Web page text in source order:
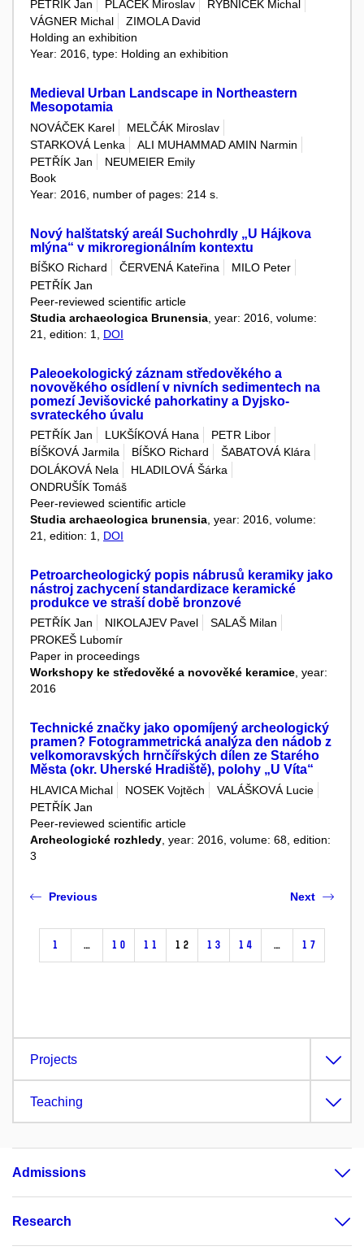
PETŘÍK Jan PLAČEK Miroslav
RYBNÍČEK Michal
VÁGNER Michal
ZIMOLA David
Holding an exhibition
Year: 2016, type: Holding an exhibition
Medieval Urban Landscape in Northeastern
Mesopotamia
NOVÁČEK Karel
MELČÁK Miroslav
STARKOVÁ Lenka
ALI MUHAMMAD AMIN Narmin
PETŘÍK Jan
NEUMEIER Emily
Book
Year: 2016, number of pages: 214 s.
Nový halštatský areál Suchohrdly „U Hájkova
mlýna“ v mikroregionálním kontextu
BÍŠKO Richard ČERVENÁ Kateřina
MILO Peter
PETŘÍK Jan
Peer-reviewed scientific article
Studia archaeologica Brunensia , year: 2016, volume:
21, edition: 1, DOI
Paleoekologický záznam středověkého a
novověkého osídlení v nivních sedimentech na
pomezí Jevišovické pahorkatiny a Dyjsko-
svrateckého úvalu
PETŘÍK Jan LUKŠÍKOVÁ Hana
PETR Libor
BÍŠKOVÁ Jarmila
BÍŠKO Richard
ŠABATOVÁ Klára
DOLÁKOVÁ Nela
HLADILOVÁ Šárka
ONDRUŠÍK Tomáš
Peer-reviewed scientific article
Studia archaeologica brunensia , year: 2016, volume:
21, edition: 1, DOI
Petroarcheologický popis nábrusů keramiky jako
nástroj zachycení standardizace keramické
produkce ve straší době bronzové
PETŘÍK Jan NIKOLAJEV Pavel
SALAŠ Milan
PROKEŠ Lubomír
Paper in proceedings
Workshopy ke středověké a novověké keramice, year:
2016
Technické značky jako opomíjený archeologický
pramen? Fotogrammetrická analýza den nádob z
velkomoravských hrnčířských dílen ze Starého
Města (okr. Uherské Hradiště), polohy „U Víta“
HLAVICA Michal NOSEK Vojtěch
VALÁŠKOVÁ Lucie
PETŘÍK Jan
Peer-reviewed scientific article
Archeologické rozhledy , year: 2016, volume: 68, edition:
3
Previous
1 … 10 11 12 13 14 … 17
Next
Projects
Teaching
Admissions
Research